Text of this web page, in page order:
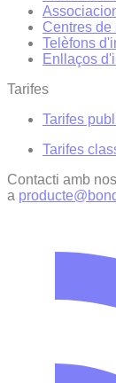
Centres de
Telèfons
Enllaços
Tarifes
Tarifes
Tarifes
Contacti amb
a